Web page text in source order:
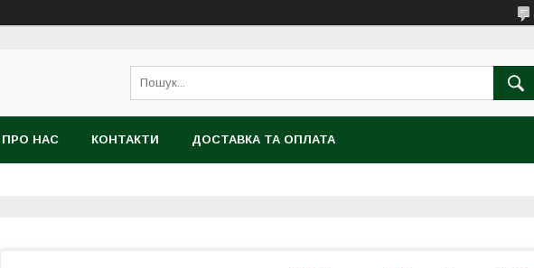
ПРО НАС КОНТАКТИ ДОСТАВКА ТА ОПЛАТА